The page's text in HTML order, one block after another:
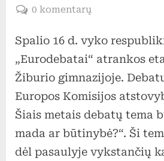
on
0 komentarųįraše
atrankos
etapas
Prienų
Žiburio
gimnazijoje
Spalio 16 d. vyko
„Eurodebatai“ atrankos
Žiburio gimnazijoje.
Europos Komisijos
Šiais metais debatų tema
mada ar būtinybė?“. Ši
dėl pasaulyje vykstančių